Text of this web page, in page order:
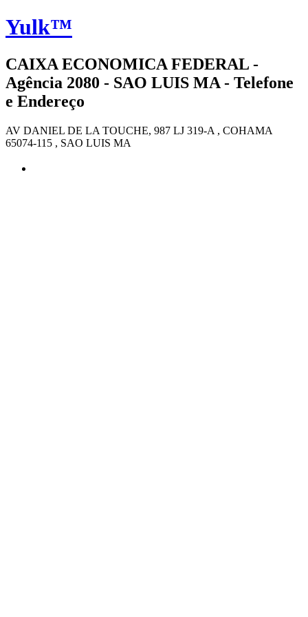
Yulk™
CAIXA ECONOMICA FEDERAL -
Agência 2080 - SAO LUIS MA - Telefone
e Endereço
AV DANIEL DE LA TOUCHE, 987 LJ 319-A , COHAMA
65074-115 , SAO LUIS MA